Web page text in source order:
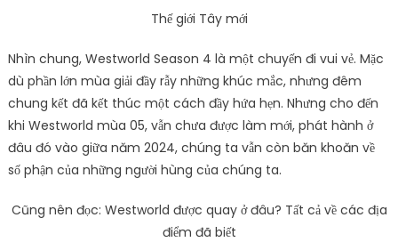
Thế giới Tây mới
Nhìn chung, Westworld Season 4 là một chuyến đi vui vẻ. Mặc
dù phần lớn mùa giải đầy rẫy những khúc mắc, nhưng đêm
chung kết đã kết thúc một cách đầy hứa hẹn. Nhưng cho đến
khi Westworld mùa 05, vẫn chưa được làm mới, phát hành ở
đâu đó vào giữa năm 2024, chúng ta vẫn còn băn khoăn về
số phận của những người hùng của chúng ta.
Cũng nên đọc: Westworld được quay ở đâu? Tất cả về các địa
điểm đã biết